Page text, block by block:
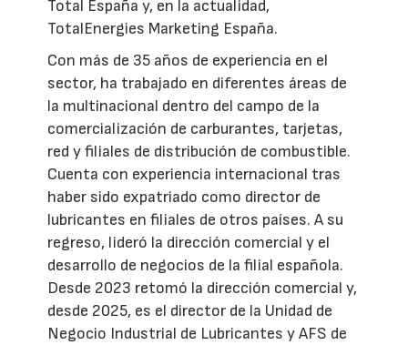
Total España y, en la actualidad,
TotalEnergies Marketing España.
Con más de 35 años de experiencia en el
sector, ha trabajado en diferentes áreas de
la multinacional dentro del campo de la
comercialización de carburantes, tarjetas,
red y filiales de distribución de combustible.
Cuenta con experiencia internacional tras
haber sido expatriado como director de
lubricantes en filiales de otros países. A su
regreso, lideró la dirección comercial y el
desarrollo de negocios de la filial española.
Desde 2023 retomó la dirección comercial y,
desde 2025, es el director de la Unidad de
Negocio Industrial de Lubricantes y AFS de